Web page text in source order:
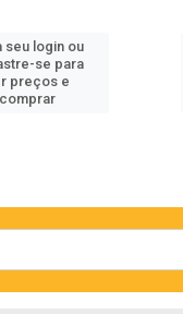
seu login ou
se para
preços e
comprar